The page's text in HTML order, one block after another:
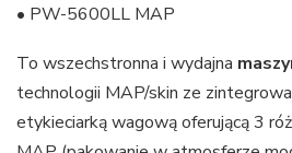
• PW-5600LL MAP
To wszechstronna i wydajna
technologii MAP/skin ze
etykieciarką wagową oferującą 3